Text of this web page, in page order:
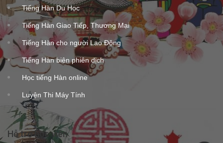
Tiếng Hàn Du Học
Tiếng Hàn Giao Tiếp, Thương Mại
Tiếng Hàn cho người Lao Động
Tiếng Hàn biên phiên dịch
Học tiếng Hàn online
Luyện Thi Máy Tính
Hỗ trợ học viên